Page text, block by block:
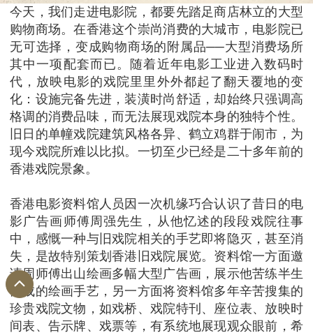
今天，我们走进电影院，都要先踏足商店林立的大型
购物商场。在香港这个崇尚消费的大城市，电影院已
无可选择，变成购物商场的附属品──大型消费场所
其中一项配套而已。随着近年电影工业进入数码时
代，放映电影的戏院里里外外都起了翻天覆地的变
化：设施完备先进，装潢时尚舒适，却始终只强调高
格调的消费品味，而无法展现戏院本身的独特个性。
旧日的单幢戏院建筑风格各异、鹤立鸡群于闹市，为
现今戏院所难以比拟。一切至少已经是二十多年前的
香港戏院景象。
香港电影资料馆人员因一次机缘巧合认识了昔日的电
影广告画师傅周强先生，从他忆述的段段戏院往事
中，感慨一种与旧戏院相关的手艺即将隐灭，甚至消
失，是故特别策划香港旧戏院展览。资料馆一方面邀
请周师傅出山绘画多幅大型广告画，展示他苦练半生
而成的绘画手艺，另一方面将资料馆多年辛苦搜集的
珍贵戏院文物，如戏桥、戏院特刊、座位表、放映时
间表、告示牌、戏票等，有系统地展现观众眼前，希